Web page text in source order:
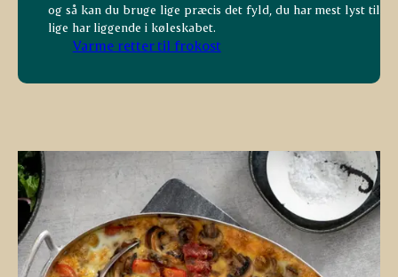
og så kan du bruge lige præcis det fyld, du har mest lyst til
lige har liggende i køleskabet.
Varme retter til frokost